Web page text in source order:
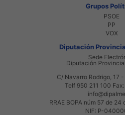
Grupos
PSOE
PP
VOX
Diputación
Sede
Diputación
C/ Navarro Rodrigo, 17
Telf 950 211 100 Fax:
RRAE BOPA núm 57 de
NIF: P-